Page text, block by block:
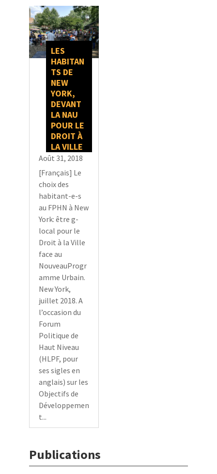
LES
HABITAN
TS DE
NEW
YORK,
DEVANT
LA NAU
POUR LE
DROIT À
LA VILLE
Août 31, 2018
[Français] Le
choix des
habitant-e-s
au FPHN à New
York: être g-
local pour le
Droit à la Ville
face au
NouveauProgr
amme Urbain.
New York,
juillet 2018. A
l’occasion du
Forum
Politique de
Haut Niveau
(HLPF, pour
ses sigles en
anglais) sur les
Objectifs de
Développemen
t...
Publications